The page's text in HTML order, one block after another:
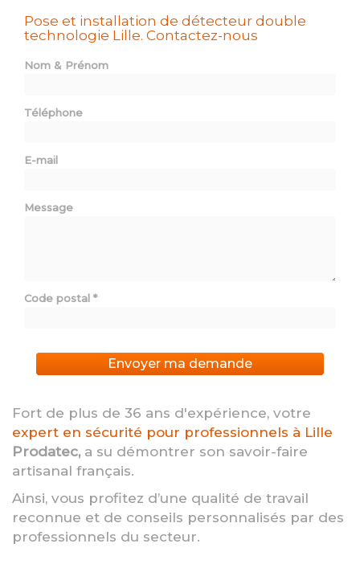
Pose et installation de détecteur double
technologie Lille. Contactez-nous
Nom & Prénom
Téléphone
E-mail
Message
Code postal *
Envoyer ma demande
Fort de plus de 36 ans d'expérience, votre
expert en sécurité pour professionnels à Lille
Prodatec, a su démontrer son savoir-faire
artisanal français.
Ainsi, vous profitez d’une qualité de travail
reconnue et de conseils personnalisés par des
professionnels du secteur.